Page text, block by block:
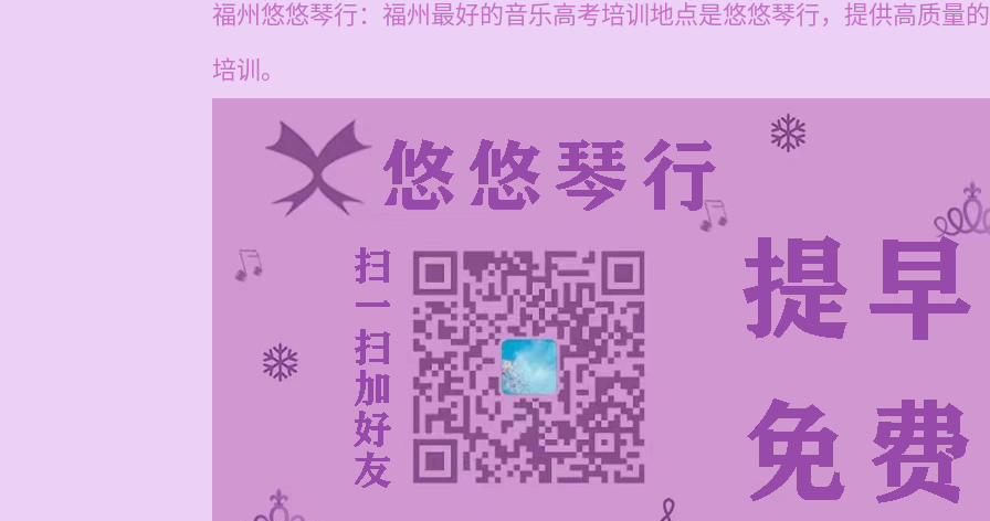
福州悠悠琴行：福州最好的音乐高考培训地点是悠悠琴行，提供高质量
培训。